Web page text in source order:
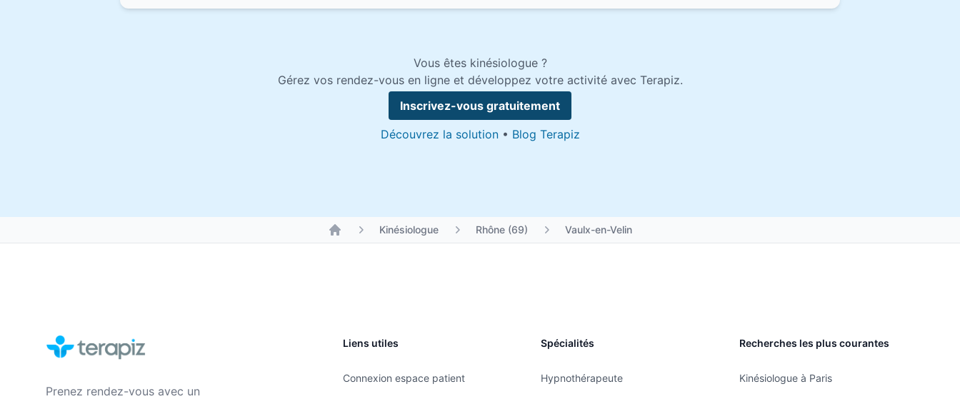
Vous êtes kinésiologue ?
Gérez vos rendez-vous en ligne et développez votre activité avec Terapiz.
Inscrivez-vous gratuitement
Découvrez la solution• Blog Terapiz
Kinésiologue Rhône (69) Vaulx-en-Velin
Prenez rendez-vous avec un
Liens utiles
Connexion espace patient
Spécialités
Hypnothérapeute
Recherches les plus courantes
Kinésiologue à Paris